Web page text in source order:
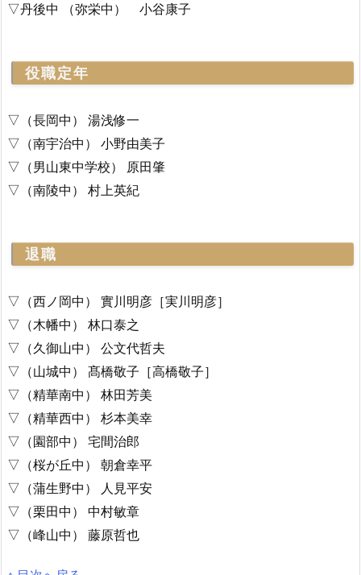
▽丹後中 （弥栄中） 小谷康子
役職定年
▽（長岡中） 湯浅修一
▽（南宇治中） 小野由美子
▽（男山東中学校） 原田肇
▽（南陵中） 村上英紀
退職
▽（西ノ岡中） 實川明彦［実川明彦］
▽（木幡中） 林口泰之
▽（久御山中） 公文代哲夫
▽（山城中） 髙橋敬子［高橋敬子］
▽（精華南中） 林田芳美
▽（精華西中） 杉本美幸
▽（園部中） 宅間治郎
▽（桜が丘中） 朝倉幸平
▽（蒲生野中） 人見平安
▽（栗田中） 中村敏章
▽（峰山中） 藤原哲也